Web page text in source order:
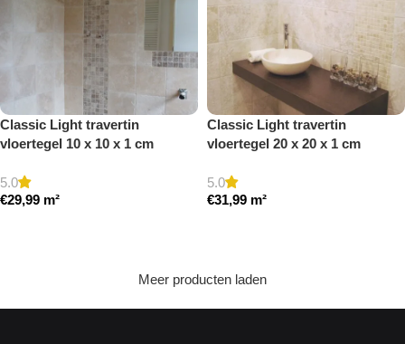
Classic Light travertin
vloertegel 10 x 10 x 1 cm
5.0
€29,99 m²
Classic Light travertin
vloertegel 20 x 20 x 1 cm
5.0
€31,99 m²
Meer producten laden